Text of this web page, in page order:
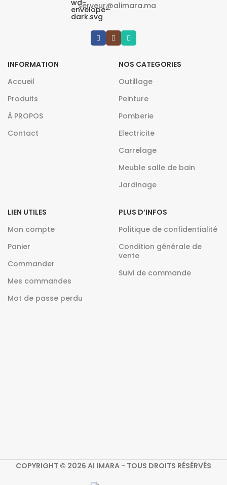
serveur@alimara.ma
INFORMATION
Accueil
Produits
À PROPOS
Contact
NOS CATEGORIES
Outillage
Peinture
Pomberie
Electricite
Carrelage
Meuble salle de bain
Jardinage
LIEN UTILES
Mon compte
Panier
Commander
Mes commandes
Mot de passe perdu
PLUS D’INFOS
Politique de confidentialité
Condition générale de
vente
Suivi de commande
COPYRIGHT © 2026 Al IMARA - TOUS DROITS RÉSÉRVÉS